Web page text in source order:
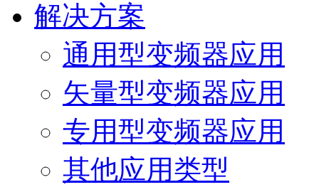
解决方案
通用型变频器应用
矢量型变频器应用
专用型变频器应用
其他应用类型